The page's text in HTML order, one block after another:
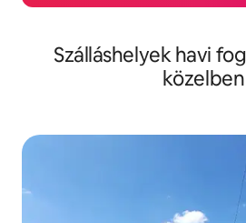
Szálláshelyek havi
közelben